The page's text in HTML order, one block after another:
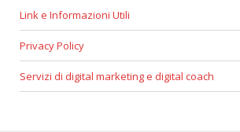
Link e Informazioni Utili
Privacy Policy
Servizi di digital marketing e digital coach